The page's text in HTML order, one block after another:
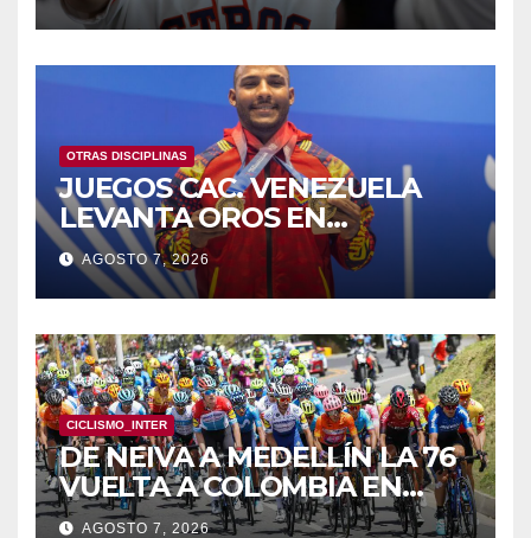
OTRAS DISCIPLINAS
JUEGOS CAC. VENEZUELA
LEVANTA OROS EN
HALTEROFILIA Y TIRO
AGOSTO 7, 2026
CICLISMO_INTER
DE NEIVA A MEDELLÍN LA 76
VUELTA A COLOMBIA EN
BICICLETA
AGOSTO 7, 2026